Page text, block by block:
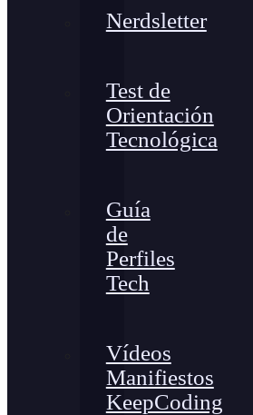
Nerdsletter
Test de
Orientación
Tecnológica
Guía
de
Perfiles
Tech
Vídeos
Manifiestos
KeepCoding